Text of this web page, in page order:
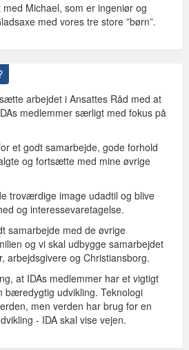
Michael, som er ingeniør og
med vores tre store ”børn”.
arbejdet i Ansattes Råd med at
medlemmer særligt med fokus på
et godt samarbejde, gode forhold
og fortsætte med mine øvrige
troværdige image udadtil og blive
og interessevaretagelse.
samarbejde med de øvrige
og vi skal udbygge samarbejdet
arbejdsgivere og Christiansborg.
at IDAs medlemmer har et vigtigt
bæredygtig udvikling. Teknologi
men verden har brug for en
- IDA skal vise vejen.